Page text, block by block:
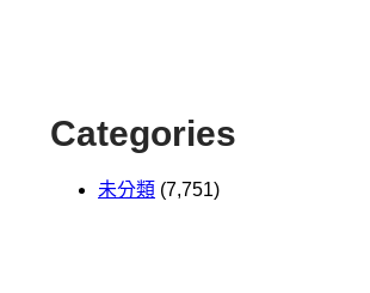
Categories
未分類 (7,751)